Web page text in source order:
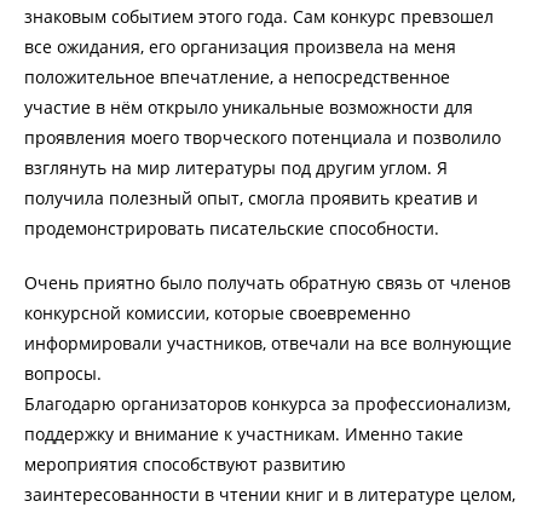
знаковым событием этого года. Сам конкурс превзошел
все ожидания, его организация произвела на меня
положительное впечатление, а непосредственное
участие в нём открыло уникальные возможности для
проявления моего творческого потенциала и позволило
взглянуть на мир литературы под другим углом. Я
получила полезный опыт, смогла проявить креатив и
продемонстрировать писательские способности.
Очень приятно было получать обратную связь от членов
конкурсной комиссии, которые своевременно
информировали участников, отвечали на все волнующие
вопросы.
Благодарю организаторов конкурса за профессионализм,
поддержку и внимание к участникам. Именно такие
мероприятия способствуют развитию
заинтересованности в чтении книг и в литературе целом,